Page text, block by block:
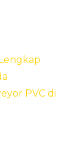
PVC di